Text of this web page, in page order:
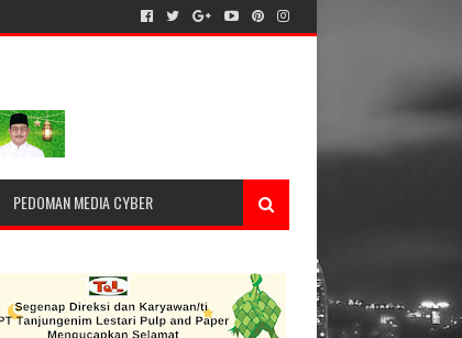
PEDOMAN MEDIA CYBER